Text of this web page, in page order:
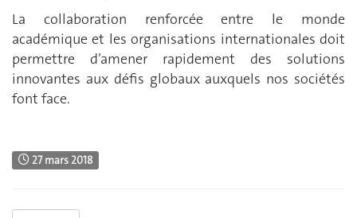
La collaboration renforcée entre le monde
académique et les organisations internationales doit
permettre d’amener rapidement des solutions
innovantes aux défis globaux auxquels nos sociétés
font face.
27 mars 2018